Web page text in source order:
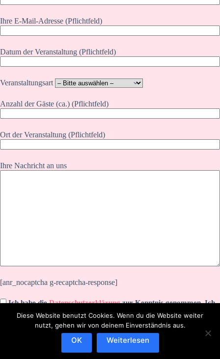
Ihre E-Mail-Adresse (Pflichtfeld)
Datum der Veranstaltung (Pflichtfeld)
Veranstaltungsart
Anzahl der Gäste (ca.) (Pflichtfeld)
Ort der Veranstaltung (Pflichtfeld)
Ihre Nachricht an uns
[anr_nocaptcha g-recaptcha-response]
Ich habe dieDatenschutzerklärungzur Kenntnis genommen. Ich
Rückfragen dauerhaft gespeichert werden.
Diese Website benutzt Cookies. Wenn du die Website weiter
nutzt, gehen wir von deinem Einverständnis aus.
OK Weiterlesen